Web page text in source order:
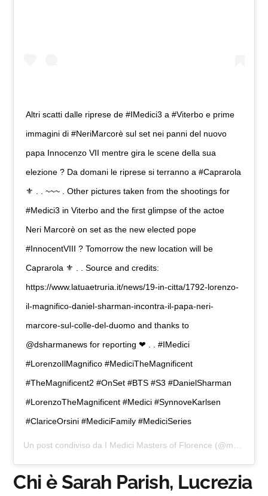
Altri scatti dalle riprese de #IMedici3 a #Viterbo e prime
immagini di #NeriMarcorè sul set nei panni del nuovo
papa Innocenzo VII mentre gira le scene della sua
elezione ? Da domani le riprese si terranno a #Caprarola
⚜ . . ~~~ . Other pictures taken from the shootings for
#Medici3 in Viterbo and the first glimpse of the actoe
Neri Marcorè on set as the new elected pope
#InnocentVIII ? Tomorrow the new location will be
Caprarola ⚜ . . Source and credits:
https://www.latuaetruria.it/news/19-in-citta/1792-lorenzo-
il-magnifico-daniel-sharman-incontra-il-papa-neri-
marcore-sul-colle-del-duomo and thanks to
@dsharmanews for reporting ❤ . . #IMedici
#LorenzoIlMagnifico #MediciTheMagnificent
#TheMagnificent2 #OnSet #BTS #S3 #DanielSharman
#LorenzoTheMagnificent #Medici #SynnoveKarlsen
#ClariceOrsini #MediciFamily #MediciSeries
Un post condiviso da I Medici Masters of Florence (@medicimastersofflorence.fp) in data:
Chi è Sarah Parish, Lucrezia